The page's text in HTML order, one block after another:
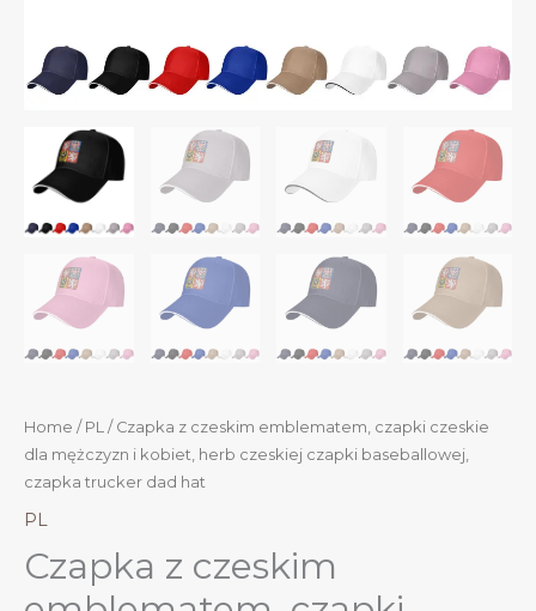
Home / PL / Czapka z czeskim emblematem, czapki czeskie
dla mężczyzn i kobiet, herb czeskiej czapki baseballowej,
czapka trucker dad hat
PL
Czapka z czeskim